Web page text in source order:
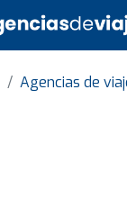
Agencias de